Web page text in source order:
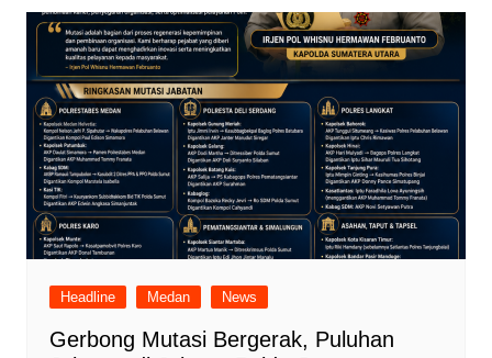
Headline Medan News
Gerbong Mutasi Bergerak, Puluhan